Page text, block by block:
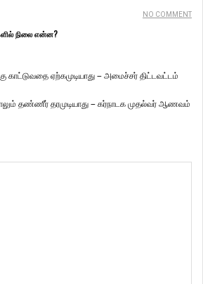
NO COMMENT
நிலை என்ன?
காட்டுவதை ஏற்கமுடியாது – அமைச்சர் திட்டவட்டம்
தண்ணீர் தரமுடியாது – கர்நாடக முதல்வர் ஆணவம்